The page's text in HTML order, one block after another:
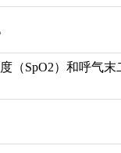
（SpO2）和呼气